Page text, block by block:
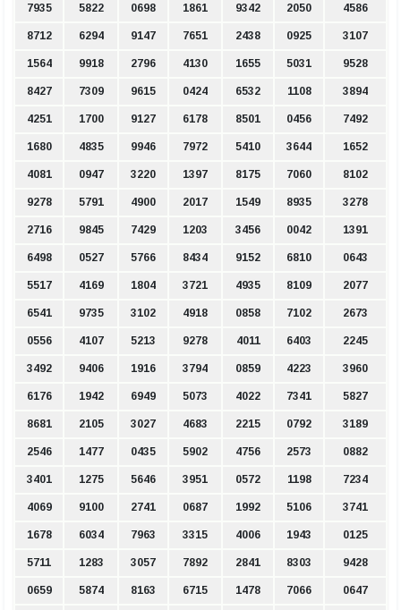
7935 5822 0698 1861 9342 2050 4586
8712 6294 9147 7651 2438 0925 3107
1564 9918 2796 4130 1655 5031 9528
8427 7309 9615 0424 6532 1108 3894
4251 1700 9127 6178 8501 0456 7492
1680 4835 9946 7972 5410 3644 1652
4081 0947 3220 1397 8175 7060 8102
9278 5791 4900 2017 1549 8935 3278
2716 9845 7429 1203 3456 0042 1391
6498 0527 5766 8434 9152 6810 0643
5517 4169 1804 3721 4935 8109 2077
6541 9735 3102 4918 0858 7102 2673
0556 4107 5213 9278 4011 6403 2245
3492 9406 1916 3794 0859 4223 3960
6176 1942 6949 5073 4022 7341 5827
8681 2105 3027 4683 2215 0792 3189
2546 1477 0435 5902 4756 2573 0882
3401 1275 5646 3951 0572 1198 7234
4069 9100 2741 0687 1992 5106 3741
1678 6034 7963 3315 4006 1943 0125
5711 1283 3057 7892 2841 8303 9428
0659 5874 8163 6715 1478 7066 0647